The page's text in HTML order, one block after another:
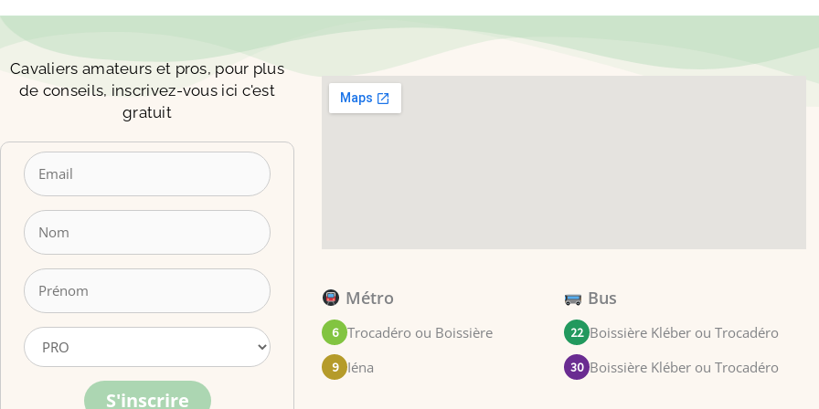
Cavaliers amateurs et pros, pour plus
de conseils, inscrivez-vous ici c'est
gratuit
Métro
6 Trocadéro ou Boissière
9 Iéna
Bus
22 Boissière Kléber ou Trocadéro
30 Boissière Kléber ou Trocadéro